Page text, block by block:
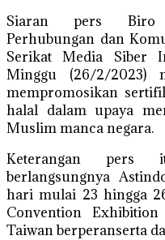
Siaran pers Biro
Perhubungan dan
Serikat Media Siber
Minggu (26/2/2023)
mempromosikan
halal dalam upaya
Muslim manca negara.
Keterangan pers
berlangsungnya
hari mulai 23 hingga
Convention
Taiwan berperanserta